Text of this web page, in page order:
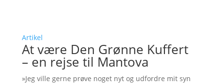
Artikel
At være Den Grønne Kuffert
– en rejse til Mantova
»Jeg ville gerne prøve noget nyt og udfordre mit syn